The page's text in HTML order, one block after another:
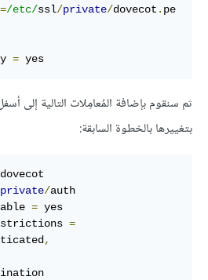
=/etc/ssl/private/dovecot . pe
= yes
بتغييرها بالخطوة السابقة:
dovecot
private/auth
= yes
=
,